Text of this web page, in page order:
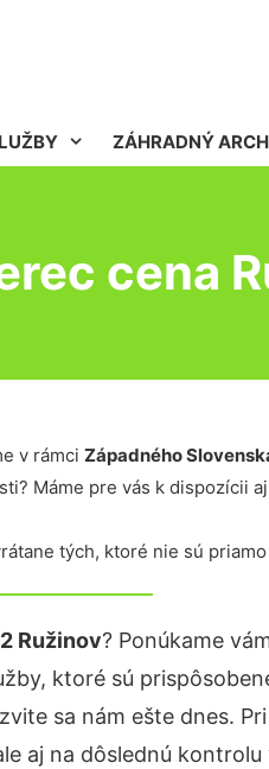
ZÁHRADNÝ
cena
v rámci Západného
Máme pre vás k dispozícii
tých, ktoré nie sú
Ružinov? Ponúkame
ktoré sú
sa nám ešte dnes.
aj na dôslednú